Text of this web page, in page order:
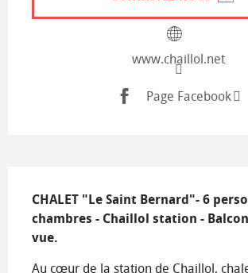
www.chaillol.net
Page Facebook
CHALET "Le Saint Bernard"- 6
chambres - Chaillol station -
vue.
Au cœur de la station de Chaillol,